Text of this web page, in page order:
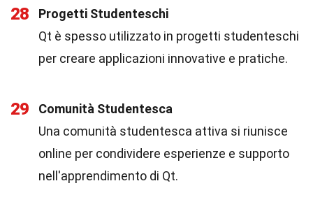
28
Progetti Studenteschi
Qt è spesso utilizzato in progetti studenteschi
per creare applicazioni innovative e pratiche.
29
Comunità Studentesca
Una comunità studentesca attiva si riunisce
online per condividere esperienze e supporto
nell'apprendimento di Qt.